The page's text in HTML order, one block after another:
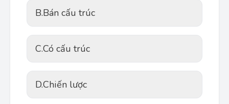
B.Bán cấu trúc
C.Có cấu trúc
D.Chiến lược